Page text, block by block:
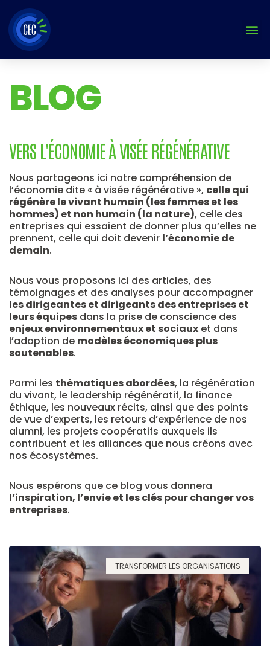
Aller
au
contenu
BLOG
VERS L'ÉCONOMIE À VISÉE RÉGÉNÉRATIVE
Nous partageons ici notre compréhension de
l’économie dite « à visée régénérative », celle qui
régénère le vivant humain (les femmes et les
hommes) et non humain (la nature), celle des
entreprises qui essaient de donner plus qu’elles ne
prennent, celle qui doit devenir l’économie de
demain.
Nous vous proposons ici des articles, des
témoignages et des analyses pour accompagner
les dirigeantes et dirigeants des entreprises et
leurs équipes dans la prise de conscience des
enjeux environnementaux et sociaux et dans
l’adoption de modèles économiques plus
soutenables.
Parmi les thématiques abordées, la régénération
du vivant, le leadership régénératif, la finance
éthique, les nouveaux récits, ainsi que des points
de vue d’experts, les retours d’expérience de nos
alumni, les projets coopératifs auxquels ils
contribuent et les alliances que nous créons avec
nos écosystèmes.
Nous espérons que ce blog vous donnera
l’inspiration, l’envie et les clés pour changer vos
entreprises.
TRANSFORMER LES ORGANISATIONS